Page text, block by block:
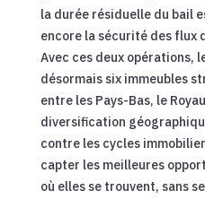
la durée résiduelle du bail
encore la sécurité des flux
Avec ces deux opérations,
désormais six immeubles
entre les Pays-Bas, le
diversification
contre les cycles
capter les meilleures
où elles se trouvent, sans